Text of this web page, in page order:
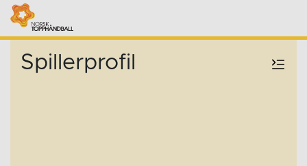
Spillerprofil